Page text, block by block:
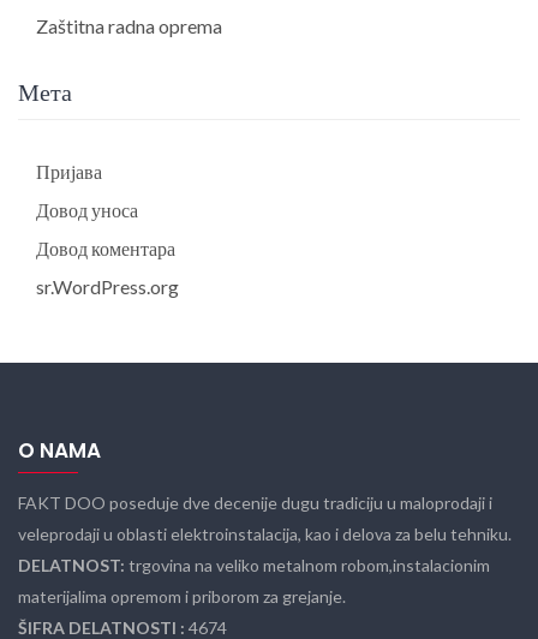
Zaštitna radna oprema
Мета
Пријава
Довод уноса
Довод коментара
sr.WordPress.org
O NAMA
FAKT DOO poseduje dve decenije dugu tradiciju u maloprodaji i
veleprodaji u oblasti elektroinstalacija, kao i delova za belu tehniku.
DELATNOST: trgovina na veliko metalnom robom,instalacionim
materijalima opremom i priborom za grejanje.
ŠIFRA DELATNOSTI : 4674